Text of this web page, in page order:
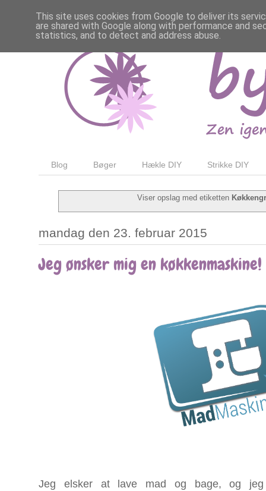
Blog Bøger Hækle DIY Strikke DIY
Viser opslag med etiketten
mandag den 23. februar 2015
Jeg ønsker mig en
Jeg elsker at lave mad og bage, og
This site uses cookies from Google to deliver its
are shared with Google along with performance and
statistics, and to detect and address abuse.